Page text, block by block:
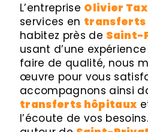
L’entreprise Olivier
services en transferts
habitez près de Saint-
usant d’une
faire de qualité, nous
œuvre pour vous
accompagnons ainsi
transferts hôpitaux
l’écoute de vos